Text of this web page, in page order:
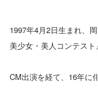
1997年4月2日生まれ、
美少女・美人コンテスト
CM出演を経て、16年に